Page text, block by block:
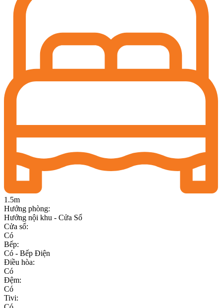
1.5m
Hướng phòng:
Hướng nội khu - Cửa Sổ
Cửa sổ:
Có
Bếp:
Có - Bếp Điện
Điều hòa:
Có
Đệm:
Có
Tivi: